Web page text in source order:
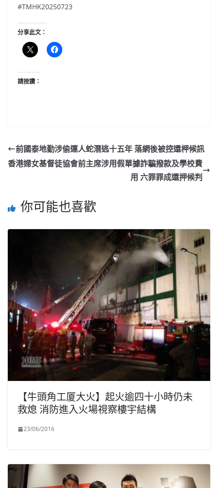
#TMHK20250723
分享此文：
請按讚：
前國泰地勤涉偷運人蛇潛逃十五年 落網後被控還柙候訊
香港婦女基督徒協會前主席涉用假單據詐騙撥款及學校費
用 六罪罪成還押候判
你可能也喜歡
【牛頭角工厦大火】起火逾四十小時仍未
救熄 消防進入火場視察樓宇結構
23/06/2016